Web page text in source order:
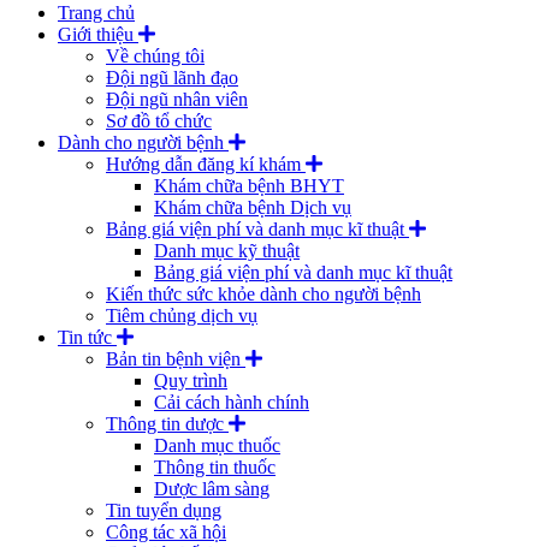
Trang chủ
Giới thiệu
Về chúng tôi
Đội ngũ lãnh đạo
Đội ngũ nhân viên
Sơ đồ tổ chức
Dành cho người bệnh
Hướng dẫn đăng kí khám
Khám chữa bệnh BHYT
Khám chữa bệnh Dịch vụ
Bảng giá viện phí và danh mục kĩ thuật
Danh mục kỹ thuật
Bảng giá viện phí và danh mục kĩ thuật
Kiến thức sức khỏe dành cho người bệnh
Tiêm chủng dịch vụ
Tin tức
Bản tin bệnh viện
Quy trình
Cải cách hành chính
Thông tin dược
Danh mục thuốc
Thông tin thuốc
Dược lâm sàng
Tin tuyển dụng
Công tác xã hội